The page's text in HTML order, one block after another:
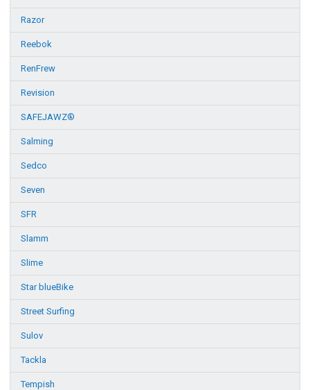
Razor
Reebok
RenFrew
Revision
SAFEJAWZ®
Salming
Sedco
Seven
SFR
Slamm
Slime
Star blueBike
Street Surfing
Sulov
Tackla
Tempish